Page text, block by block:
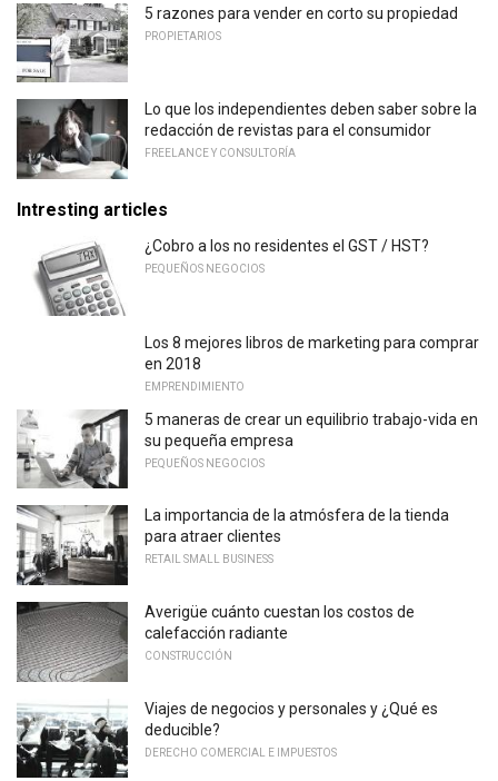
5 razones para vender en corto su propiedad
PROPIETARIOS
Lo que los independientes deben saber sobre la
redacción de revistas para el consumidor
FREELANCE Y CONSULTORÍA
Intresting articles
¿Cobro a los no residentes el GST / HST?
PEQUEÑOS NEGOCIOS
Los 8 mejores libros de marketing para comprar
en 2018
EMPRENDIMIENTO
5 maneras de crear un equilibrio trabajo-vida en
su pequeña empresa
PEQUEÑOS NEGOCIOS
La importancia de la atmósfera de la tienda
para atraer clientes
RETAIL SMALL BUSINESS
Averigüe cuánto cuestan los costos de
calefacción radiante
CONSTRUCCIÓN
Viajes de negocios y personales y ¿Qué es
deducible?
DERECHO COMERCIAL E IMPUESTOS